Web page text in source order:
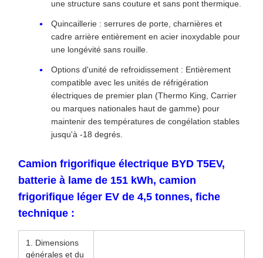
une structure sans couture et sans pont thermique.
Quincaillerie : serrures de porte, charnières et
cadre arrière entièrement en acier inoxydable pour
une longévité sans rouille.
Options d'unité de refroidissement : Entièrement
compatible avec les unités de réfrigération
électriques de premier plan (Thermo King, Carrier
ou marques nationales haut de gamme) pour
maintenir des températures de congélation stables
jusqu'à -18 degrés.
Camion frigorifique électrique BYD T5EV,
batterie à lame de 151 kWh, camion
frigorifique léger EV de 4,5 tonnes, fiche
technique :
1. Dimensions
générales et du